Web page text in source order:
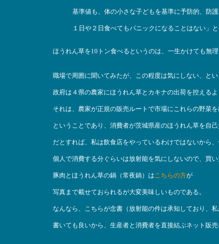
基準値も、体の小さな子どもを基準に予防的、防
１日や２日食べてもパニックになることはない」
ほうれん草を10トン食べるというのは、一生かけても無
職場で周囲に聞いてみたが、この程度は気にしない、と
政府は４県の農家にほうれん草とカキナの出荷を控える
それは、農家が正規の販売ルートで市場にこれらの野菜
ということであり、消費者が茨城県産のほうれん草を自
だとすれば、私は飲食店をやっているわけではないから
個人で消費する分ぐらいは放射能を気にしないので、買
豚肉とほうれん草の鍋（常夜鍋）はこちらの方が
写真まで載せておられるが大変美味しいものである。
なんなら、こちらが念書（放射能の件は承知しており、
書いても良いから、生産者と消費者を直接結ぶネット販